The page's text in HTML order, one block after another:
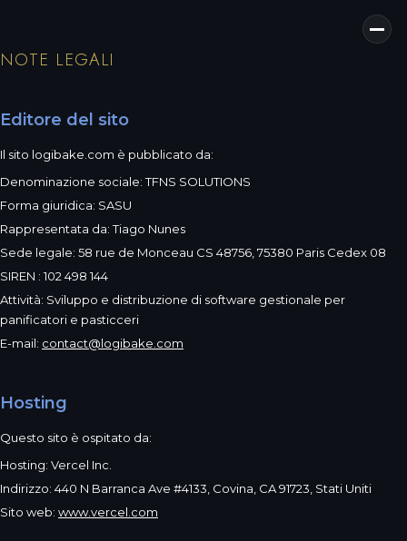
NOTE LEGALI
Editore del sito
Il sito logibake.com è pubblicato da:
Denominazione sociale: TFNS SOLUTIONS
Forma giuridica: SASU
Rappresentata da: Tiago Nunes
Sede legale: 58 rue de Monceau CS 48756, 75380 Paris Cedex 08
SIREN : 102 498 144
Attività: Sviluppo e distribuzione di software gestionale per
panificatori e pasticceri
E-mail: contact@logibake.com
Hosting
Questo sito è ospitato da:
Hosting: Vercel Inc.
Indirizzo: 440 N Barranca Ave #4133, Covina, CA 91723, Stati Uniti
Sito web: www.vercel.com